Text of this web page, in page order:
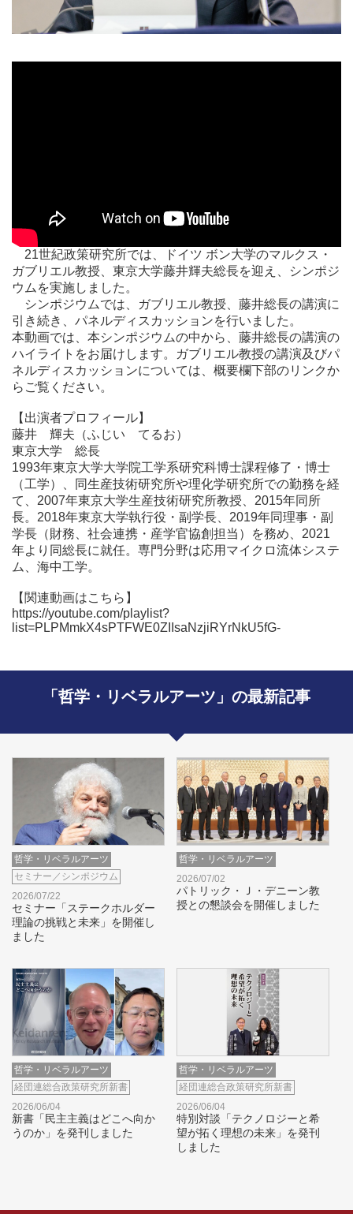
21世紀政策研究所では、ドイツ ボン大学のマルクス・
ガブリエル教授、東京大学藤井輝夫総長を迎え、シンポジ
ウムを実施しました。
シンポジウムでは、ガブリエル教授、藤井総長の講演に
引き続き、パネルディスカッションを行いました。
本動画では、本シンポジウムの中から、藤井総長の講演の
ハイライトをお届けします。ガブリエル教授の講演及びパ
ネルディスカッションについては、概要欄下部のリンクか
らご覧ください。
【出演者プロフィール】
藤井 輝夫（ふじい てるお）
東京大学 総長
1993年東京大学大学院工学系研究科博士課程修了・博士
（工学）、同生産技術研究所や理化学研究所での勤務を経
て、2007年東京大学生産技術研究所教授、2015年同所
長。2018年東京大学執行役・副学長、2019年同理事・副
学長（財務、社会連携・産学官協創担当）を務め、2021
年より同総長に就任。専門分野は応用マイクロ流体システ
ム、海中工学。
【関連動画はこちら】
https://youtube.com/playlist?
list=PLPMmkX4sPTFWE0ZIIsaNzjiRYrNkU5fG-
「哲学・リベラルアーツ」の最新記事
哲学・リベラルアーツ
セミナー／シンポジウム
2026/07/22
セミナー「ステークホルダー
理論の挑戦と未来」を開催し
ました
哲学・リベラルアーツ
2026/07/02
パトリック・Ｊ・デニーン教
授との懇談会を開催しました
哲学・リベラルアーツ
経団連総合政策研究所新書
2026/06/04
新書「民主主義はどこへ向か
うのか」を発刊しました
哲学・リベラルアーツ
経団連総合政策研究所新書
2026/06/04
特別対談「テクノロジーと希
望が拓く理想の未来」を発刊
しました